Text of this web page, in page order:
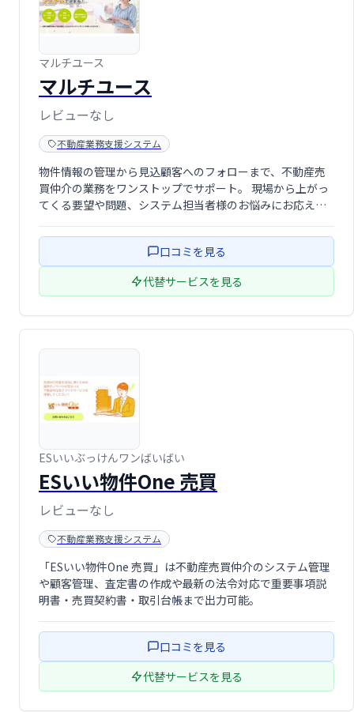
マルチユース
マルチユース
レビューなし
不動産業務支援システム
物件情報の管理から見込顧客へのフォローまで、不動産売
買仲介の業務をワンストップでサポート。 現場から上がっ
てくる要望や問題、システム担当者様のお悩みにお応えし
口コミを見る
代替サービスを見る
ESいいぶっけんワンばいばい
ESいい物件One 売買
レビューなし
不動産業務支援システム
「ESいい物件One 売買」は不動産売買仲介のシステム管理
や顧客管理、査定書の作成や最新の法令対応で重要事項説
明書・売買契約書・取引台帳まで出力可能。
口コミを見る
代替サービスを見る